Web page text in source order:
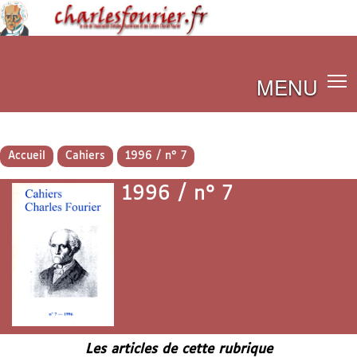
MENU
Accueil Cahiers 1996 / n° 7
1996 / n° 7
Les articles de cette rubrique